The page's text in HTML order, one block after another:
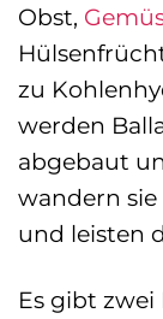
Obst,
zu
werden
abgebaut
wandern
und leisten
Es gibt